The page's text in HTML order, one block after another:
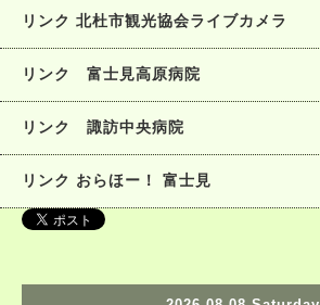
リンク 北杜市観光協会ライブカメラ
リンク 富士見高原病院
リンク 諏訪中央病院
リンク おらほー！ 富士見